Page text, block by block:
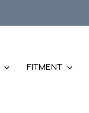
FITMENT